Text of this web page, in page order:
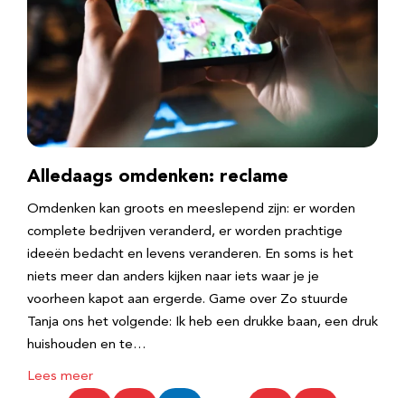
Alledaags omdenken: reclame
Omdenken kan groots en meeslepend zijn: er worden
complete bedrijven veranderd, er worden prachtige
ideeën bedacht en levens veranderen. En soms is het
niets meer dan anders kijken naar iets waar je je
voorheen kapot aan ergerde. Game over Zo stuurde
Tanja ons het volgende: Ik heb een drukke baan, een druk
huishouden en te…
Lees meer